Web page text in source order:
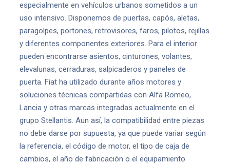
especialmente en vehículos urbanos sometidos a un
uso intensivo. Disponemos de puertas, capós, aletas,
paragolpes, portones, retrovisores, faros, pilotos, rejillas
y diferentes componentes exteriores. Para el interior
pueden encontrarse asientos, cinturones, volantes,
elevalunas, cerraduras, salpicaderos y paneles de
puerta. Fiat ha utilizado durante años motores y
soluciones técnicas compartidas con Alfa Romeo,
Lancia y otras marcas integradas actualmente en el
grupo Stellantis. Aun así, la compatibilidad entre piezas
no debe darse por supuesta, ya que puede variar según
la referencia, el código de motor, el tipo de caja de
cambios, el año de fabricación o el equipamiento